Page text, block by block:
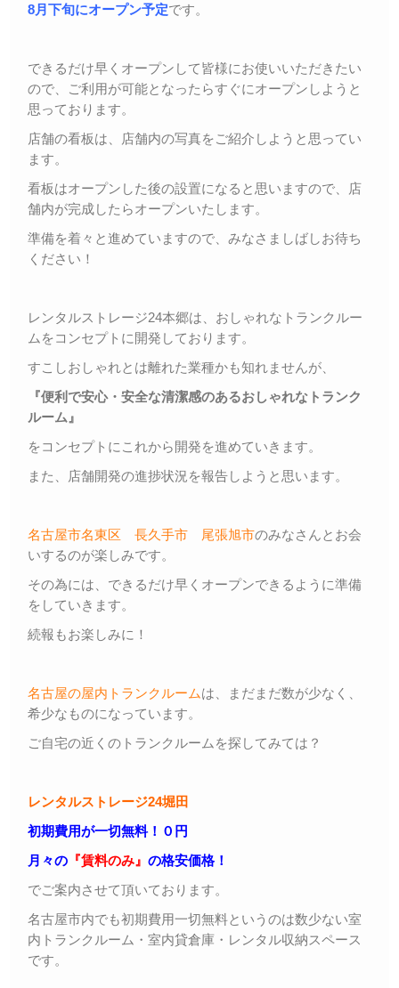
8月下旬にオープン予定です。
できるだけ早くオープンして皆様にお使いいただきたい
ので、ご利用が可能となったらすぐにオープンしようと
思っております。
店舗の看板は、店舗内の写真をご紹介しようと思ってい
ます。
看板はオープンした後の設置になると思いますので、店
舗内が完成したらオープンいたします。
準備を着々と進めていますので、みなさましばしお待ち
ください！
レンタルストレージ24本郷は、おしゃれなトランクルー
ムをコンセプトに開発しております。
すこしおしゃれとは離れた業種かも知れませんが、
『便利で安心・安全な清潔感のあるおしゃれなトランク
ルーム』
をコンセプトにこれから開発を進めていきます。
また、店舗開発の進捗状況を報告しようと思います。
名古屋市名東区 長久手市 尾張旭市のみなさんとお会
いするのが楽しみです。
その為には、できるだけ早くオープンできるように準備
をしていきます。
続報もお楽しみに！
名古屋の屋内トランクルームは、まだまだ数が少なく、
希少なものになっています。
ご自宅の近くのトランクルームを探してみては？
レンタルストレージ24堀田
初期費用が一切無料！０円
月々の 『賃料のみ』 の格安価格！
でご案内させて頂いております。
名古屋市内でも初期費用一切無料というのは数少ない室
内トランクルーム・室内貸倉庫・レンタル収納スペース
です。